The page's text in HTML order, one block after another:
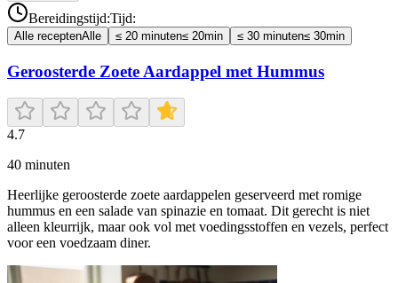
Bereidingstijd:Tijd:
Alle receptenAlle ≤ 20 minuten≤ 20min ≤ 30 minuten≤ 30min
Geroosterde Zoete Aardappel met Hummus
4.7
40 minuten
Heerlijke geroosterde zoete aardappelen geserveerd met romige
hummus en een salade van spinazie en tomaat. Dit gerecht is niet
alleen kleurrijk, maar ook vol met voedingsstoffen en vezels, perfect
voor een voedzaam diner.